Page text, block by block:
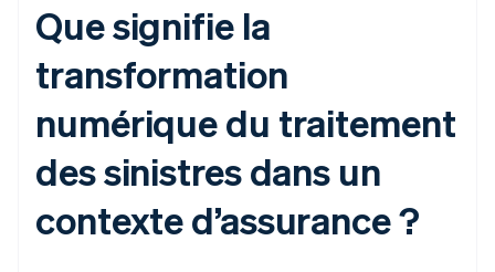
Que signifie la
transformation
numérique du traitement
des sinistres dans un
contexte d’assurance ?